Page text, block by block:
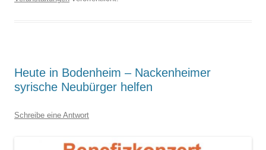
Heute in Bodenheim – Nackenheimer
syrische Neubürger helfen
Schreibe eine Antwort